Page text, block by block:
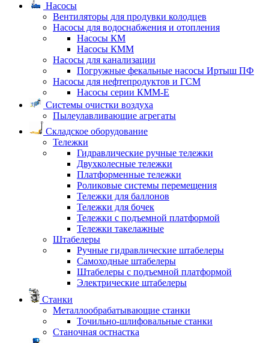
Насосы
Вентиляторы для продувки колодцев
Насосы для водоснабжения и отопления
Насосы КМ
Насосы КММ
Насосы для канализации
Погружные фекальные насосы Иртыш ПФ
Насосы для нефтепродуктов и ГСМ
Насосы серии КММ-Е
Системы очистки воздуха
Пылеулавливающие агрегаты
Складское оборудование
Тележки
Гидравлические ручные тележки
Двухколесные тележки
Платформенные тележки
Роликовые системы перемещения
Тележки для баллонов
Тележки для бочек
Тележки с подъемной платформой
Тележки такелажные
Штабелеры
Ручные гидравлические штабелеры
Самоходные штабелеры
Штабелеры с подъемной платформой
Электрические штабелеры
Станки
Металлообрабатывающие станки
Точильно-шлифовальные станки
Станочная остнастка